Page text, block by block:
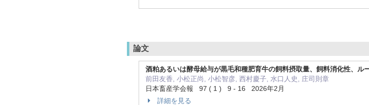
論文
酒粕あるいは酵母給与が黒毛和種肥育牛の飼料摂取量、飼料消化性、ル
前田友香, 小松正尚, 小松智彦, 西村慶子, 水口人史, 庄司則章
日本畜産学会報 97 ( 1 ) 9 - 16 2026年2月
詳細を見る